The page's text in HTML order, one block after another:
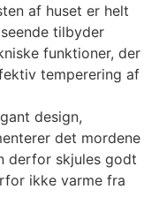
af huset er helt
tilbyder
funktioner, der
temperering af
design,
det mordene
derfor skjules godt
ikke varme fra